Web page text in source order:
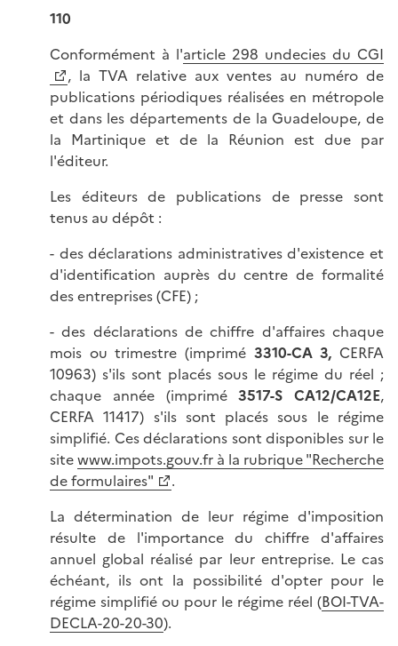
110
Conformément à l'article 298 undecies du CGI
, la TVA relative aux ventes au numéro de
publications périodiques réalisées en métropole
et dans les départements de la Guadeloupe, de
la Martinique et de la Réunion est due par
l'éditeur.
Les éditeurs de publications de presse sont
tenus au dépôt :
- des déclarations administratives d'existence et
d'identification auprès du centre de formalité
des entreprises (CFE) ;
- des déclarations de chiffre d'affaires chaque
mois ou trimestre (imprimé 3310-CA 3, CERFA
10963) s'ils sont placés sous le régime du réel ;
chaque année (imprimé3517-S CA12/CA12E,
CERFA 11417) s'ils sont placés sous le régime
simplifié. Ces déclarations sont disponibles sur le
sitewww.impots.gouv.fr à la rubrique "Recherche
de formulaires"
.
La détermination de leur régime d'imposition
résulte de l'importance du chiffre d'affaires
annuel global réalisé par leur entreprise. Le cas
échéant, ils ont la possibilité d'opter pour le
régime simplifié ou pour le régime réel (BOI-TVA-
DECLA-20-20-30).